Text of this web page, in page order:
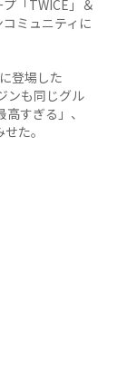
「TWICE」＆
ミュニティに
登場した
ンも同じグル
すぎる」、
た。